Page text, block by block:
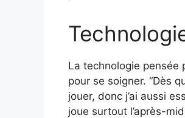
La technologie pensée
pour se soigner. “Dès
jouer, donc j’ai aussi
joue surtout l’après-